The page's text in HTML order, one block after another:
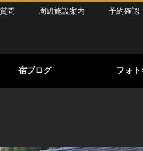
問 周辺施設案内 予約確認
宿ブログ フォ